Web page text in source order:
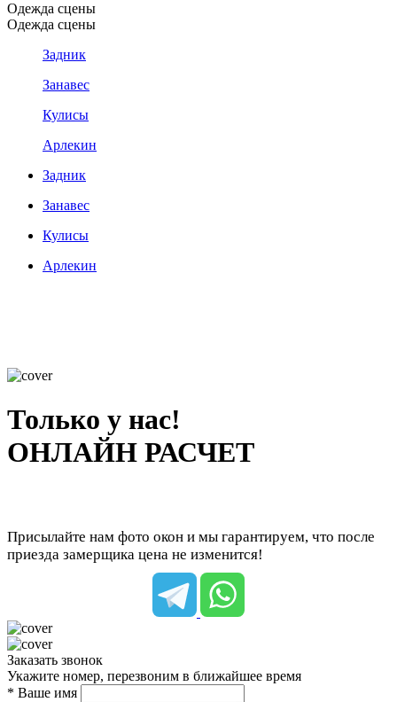
Одежда сцены
Одежда сцены
Задник
Занавес
Кулисы
Арлекин
Задник
Занавес
Кулисы
Арлекин
Только у нас!
ОНЛАЙН РАСЧЕТ
Присылайте нам фото окон и мы гарантируем, что после
приезда замерщика цена не изменится!
Заказать звонок
Укажите номер, перезвоним в ближайшее время
* Ваше имя